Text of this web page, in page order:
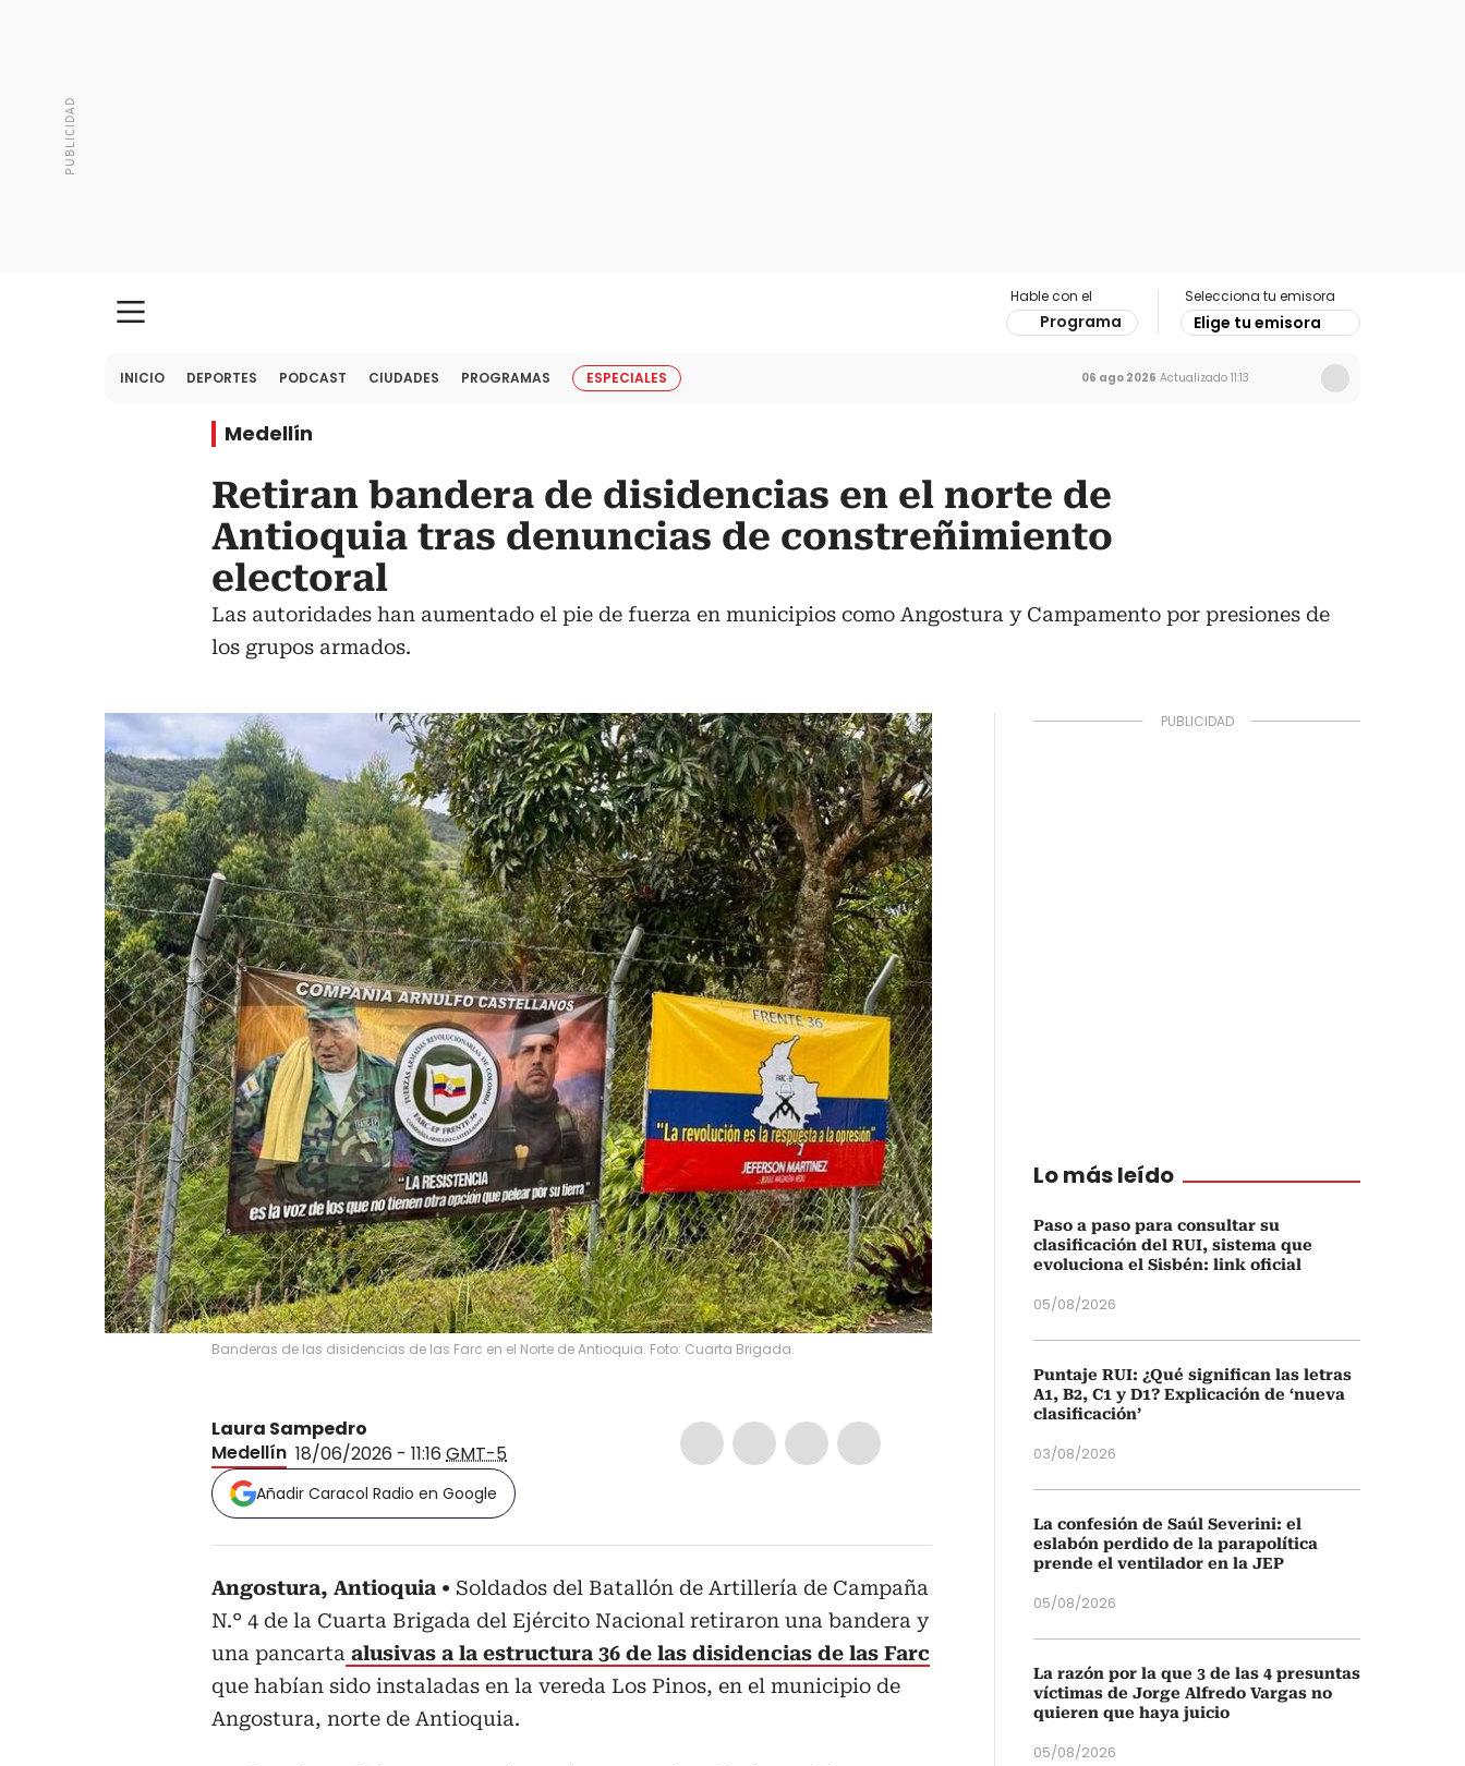
Hable con el
Programa
Selecciona tu emisora
Elige tu emisora
INICIO DEPORTES PODCAST CIUDADES PROGRAMAS ESPECIALES 06 ago 2026 Actualizado 11:13
Medellín
Retiran bandera de disidencias en el norte de
Antioquia tras denuncias de constreñimiento
electoral
Las autoridades han aumentado el pie de fuerza en municipios como Angostura y Campamento por presiones de
los grupos armados.
Banderas de las disidencias de las Farc en el Norte de Antioquia. Foto: Cuarta Brigada.
Laura Sampedro
Medellín 18/06/2026 - 11:16 GMT-5
Añadir Caracol Radio en Google
Angostura, Antioquia
Soldados del Batallón de Artillería de Campaña
N.° 4 de la Cuarta Brigada del Ejército Nacional retiraron una bandera y
una pancarta alusivas a la estructura 36 de las disidencias de las Farc
que habían sido instaladas en la vereda Los Pinos, en el municipio de
Angostura, norte de Antioquia.
Lo más leído
Paso a paso para consultar su
clasificación del RUI, sistema que
evoluciona el Sisbén: link oficial
05/08/2026
Puntaje RUI: ¿Qué significan las letras
A1, B2, C1 y D1? Explicación de ‘nueva
clasificación’
03/08/2026
La confesión de Saúl Severini: el
eslabón perdido de la parapolítica
prende el ventilador en la JEP
05/08/2026
La razón por la que 3 de las 4 presuntas
víctimas de Jorge Alfredo Vargas no
quieren que haya juicio
05/08/2026